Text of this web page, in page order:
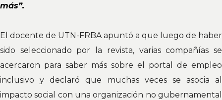
más”.
El docente de UTN-FRBA apuntó a que luego de haber
sido seleccionado por la revista, varias compañías se
acercaron para saber más sobre el portal de empleo
inclusivo y declaró que muchas veces se asocia al
impacto social con una organización no gubernamental